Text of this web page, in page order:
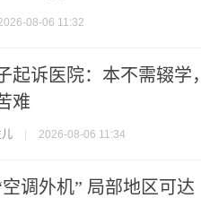
08-06 11:32
起诉医院：本不需辍学，
难
2026-08-06 11:34
调外机” 局部地区可达